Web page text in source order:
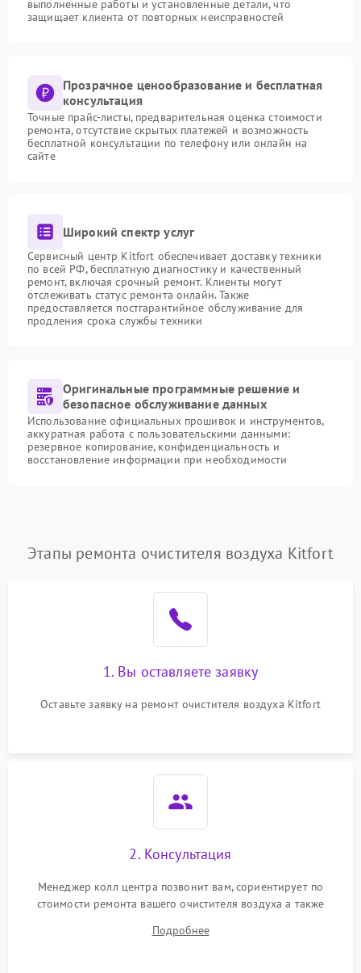
выполненные работы и установленные детали, что
защищает клиента от повторных неисправностей
Прозрачное ценообразование и бесплатная
консультация
Точные прайс-листы, предварительная оценка стоимости
ремонта, отсутствие скрытых платежей и возможность
бесплатной консультации по телефону или онлайн на
сайте
Широкий спектр услуг
Сервисный центр Kitfort обеспечивает доставку техники
по всей РФ, бесплатную диагностику и качественный
ремонт, включая срочный ремонт. Клиенты могут
отслеживать статус ремонта онлайн. Также
предоставляется постгарантийное обслуживание для
продления срока службы техники
Оригинальные программные решение и
безопасное обслуживание данных
Использование официальных прошивок и инструментов,
аккуратная работа с пользовательскими данными:
резервное копирование, конфиденциальность и
восстановление информации при необходимости
Этапы ремонта очистителя воздуха Kitfort
1. Вы оставляете заявку
Оставьте заявку на ремонт очистителя воздуха Kitfort
2. Консультация
Менеджер колл центра позвонит вам, сориентирует по
стоимости ремонта вашего очистителя воздуха а также
Подробнее